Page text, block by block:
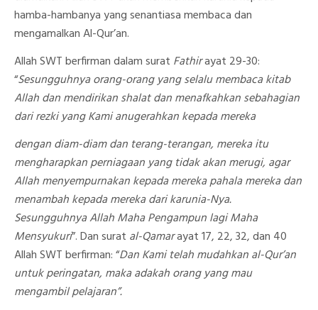
hamba-hambanya yang senantiasa membaca dan
mengamalkan Al-Qur’an.
Allah SWT berfirman dalam surat Fathirayat 29-30:
“Sesungguhnya orang-orang yang selalu membaca kitab
Allah dan mendirikan shalat dan menafkahkan sebahagian
dari rezki yang Kami anugerahkan kepada mereka
dengan diam-diam dan terang-terangan, mereka itu
mengharapkan perniagaan yang tidak akan merugi, agar
Allah menyempurnakan kepada mereka pahala mereka dan
menambah kepada mereka dari karunia-Nya.
Sesungguhnya Allah Maha Pengampun lagi Maha
Mensyukuri”. Dan surat al-Qamarayat 17, 22, 32, dan 40
Allah SWT berfirman: “Dan Kami telah mudahkan al-Qur’an
untuk peringatan, maka adakah orang yang mau
mengambil pelajaran”.